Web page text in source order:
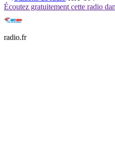
Écoutez gratuitement cette radio
radio.fr